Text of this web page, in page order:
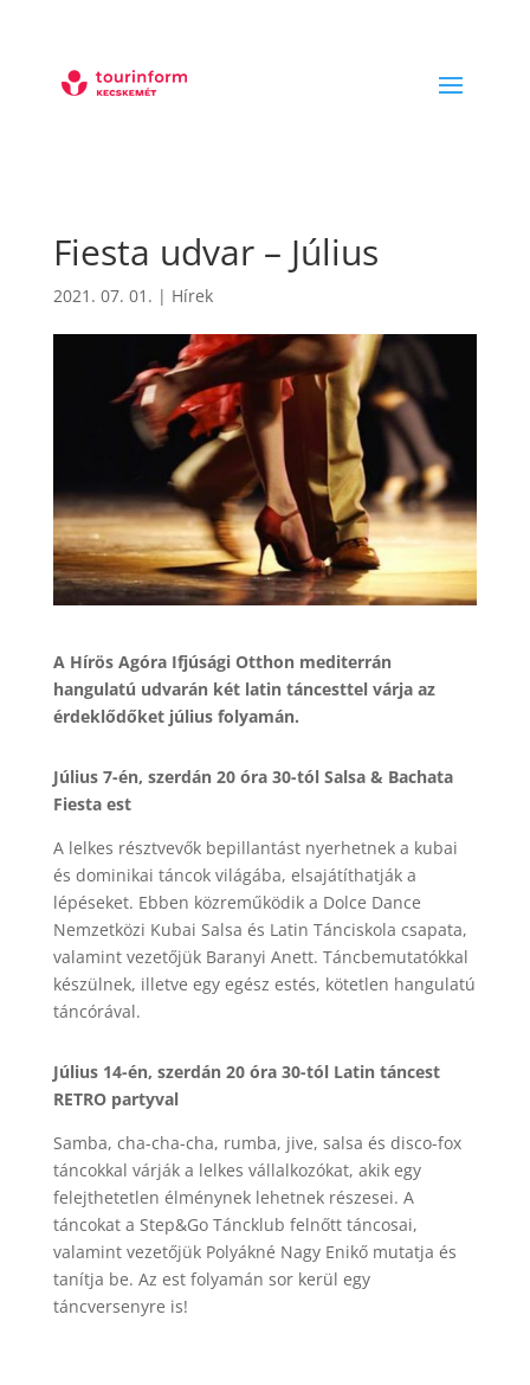
Fiesta udvar – Július
2021. 07. 01. | Hírek
A Hírös Agóra Ifjúsági Otthon mediterrán
hangulatú udvarán két latin táncesttel várja az
érdeklődőket július folyamán.
Július 7-én, szerdán 20 óra 30-tól Salsa & Bachata
Fiesta est
A lelkes résztvevők bepillantást nyerhetnek a kubai
és dominikai táncok világába, elsajátíthatják a
lépéseket. Ebben közreműködik a Dolce Dance
Nemzetközi Kubai Salsa és Latin Tánciskola csapata,
valamint vezetőjük Baranyi Anett. Táncbemutatókkal
készülnek, illetve egy egész estés, kötetlen hangulatú
táncórával.
Július 14-én, szerdán 20 óra 30-tól Latin táncest
RETRO partyval
Samba, cha-cha-cha, rumba, jive, salsa és disco-fox
táncokkal várják a lelkes vállalkozókat, akik egy
felejthetetlen élménynek lehetnek részesei. A
táncokat a Step&Go Táncklub felnőtt táncosai,
valamint vezetőjük Polyákné Nagy Enikő mutatja és
tanítja be. Az est folyamán sor kerül egy
táncversenyre is!